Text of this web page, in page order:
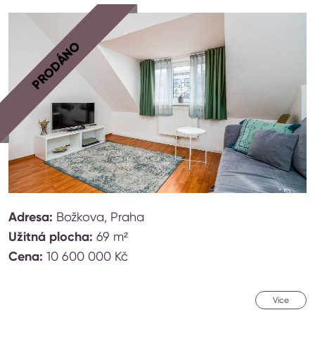
PRODÁNO
Adresa: Božkova, Praha
Užitná plocha: 69 m²
Cena: 10 600 000 Kč
Více